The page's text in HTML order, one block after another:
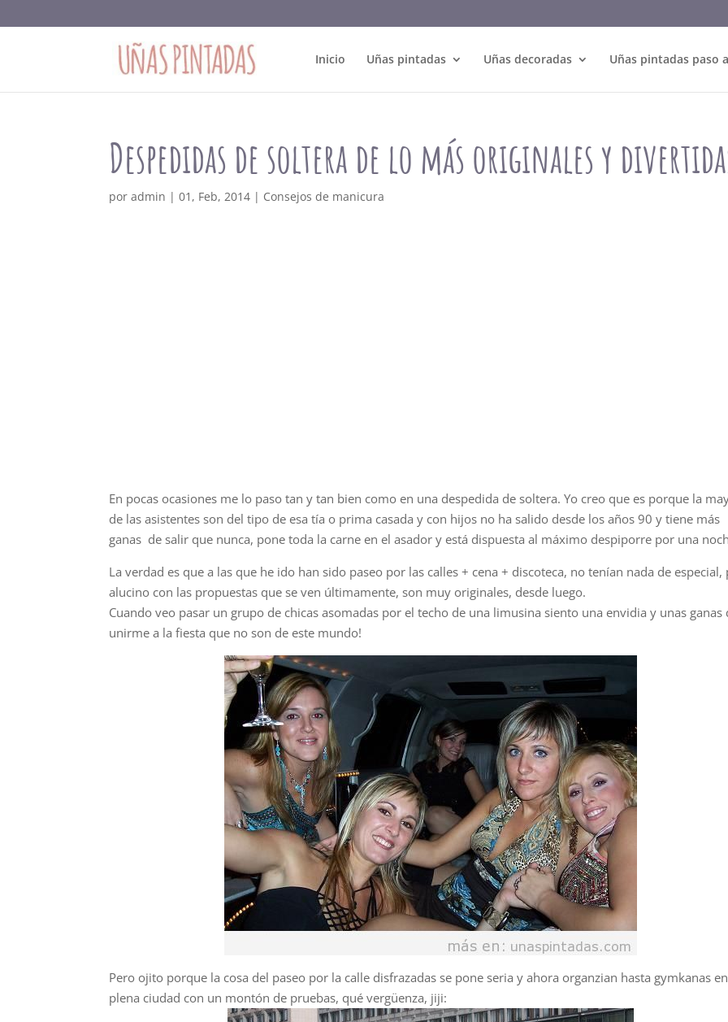
Inicio Uñas pintadas Uñas decoradas Uñas pintadas paso
Despedidas de soltera de lo más originales y
poradmin |01, Feb, 2014 | Consejos de manicura
En pocas ocasiones me lo paso tan y tan bien como en una despedida de soltera. Yo creo que es porque la
de las asistentes son del tipo de esa tía o prima casada y con hijos no ha salido desde los años 90 y tiene más
ganas de salir que nunca, pone toda la carne en el asador y está dispuesta al máximo despiporre por una
La verdad es que a las que he ido han sido paseo por las calles + cena + discoteca, no tenían nada de especial,
alucino con las propuestas que se ven últimamente, son muy originales, desde luego.
Cuando veo pasar un grupo de chicas asomadas por el techo de una limusina siento una envidia y unas ganas
unirme a la fiesta que no son de este mundo!
Pero ojito porque la cosa del paseo por la calle disfrazadas se pone seria y ahora organzian hasta gymkanas en
plena ciudad con un montón de pruebas, qué vergüenza, jiji: